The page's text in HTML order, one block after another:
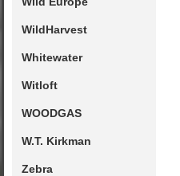
WildHarvest
Whitewater
Witloft
WOODGAS
W.T. Kirkman
Zebra